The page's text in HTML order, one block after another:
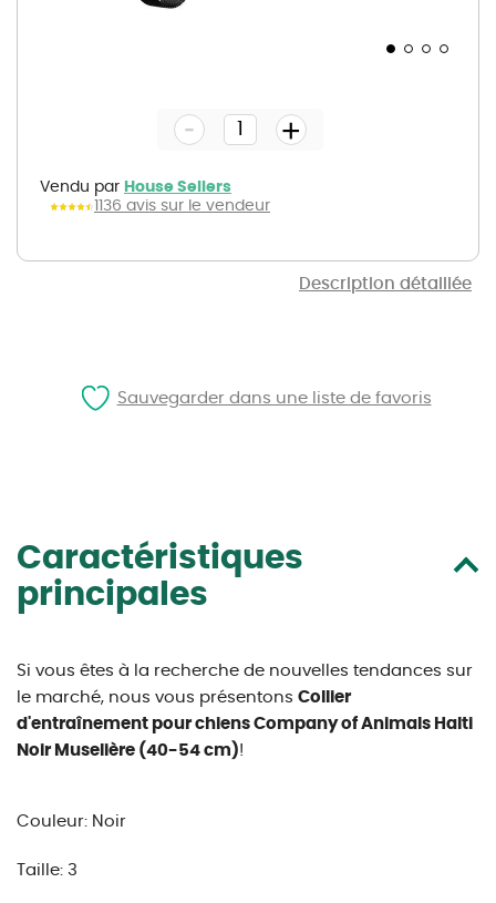
Description détaillée
gallery
Vendu par House Sellers
1136 avis sur le vendeur
- +
Caractéristiques
principales
Si vous êtes à la recherche de nouvelles tendances sur
le marché, nous vous présentons Collier
d'entraînement pour chiens Company of Animals Halti
Noir Muselière (40-54 cm)!
Couleur: Noir
Taille: 3
Sauvegarder dans une liste de favoris